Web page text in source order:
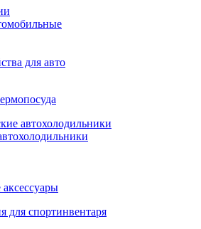
для авто
автохолодильники
для спортинвентаря